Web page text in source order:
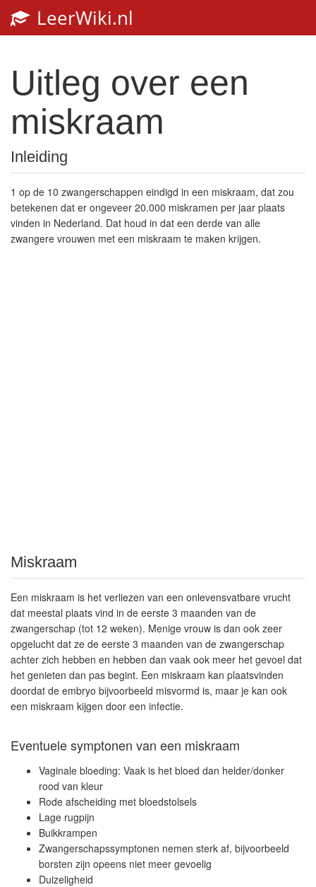
LeerWiki.nl
Uitleg over een
miskraam
Inleiding
1 op de 10 zwangerschappen eindigd in een miskraam, dat zou
betekenen dat er ongeveer 20.000 miskramen per jaar plaats
vinden in Nederland. Dat houd in dat een derde van alle
zwangere vrouwen met een miskraam te maken krijgen.
Miskraam
Een miskraam is het verliezen van een onlevensvatbare vrucht
dat meestal plaats vind in de eerste 3 maanden van de
zwangerschap (tot 12 weken). Menige vrouw is dan ook zeer
opgelucht dat ze de eerste 3 maanden van de zwangerschap
achter zich hebben en hebben dan vaak ook meer het gevoel dat
het genieten dan pas begint. Een miskraam kan plaatsvinden
doordat de embryo bijvoorbeeld misvormd is, maar je kan ook
een miskraam kijgen door een infectie.
Eventuele symptonen van een miskraam
Vaginale bloeding: Vaak is het bloed dan helder/donker
rood van kleur
Rode afscheiding met bloedstolsels
Lage rugpijn
Buikkrampen
Zwangerschapssymptonen nemen sterk af, bijvoorbeeld
borsten zijn opeens niet meer gevoelig
Duizeligheid